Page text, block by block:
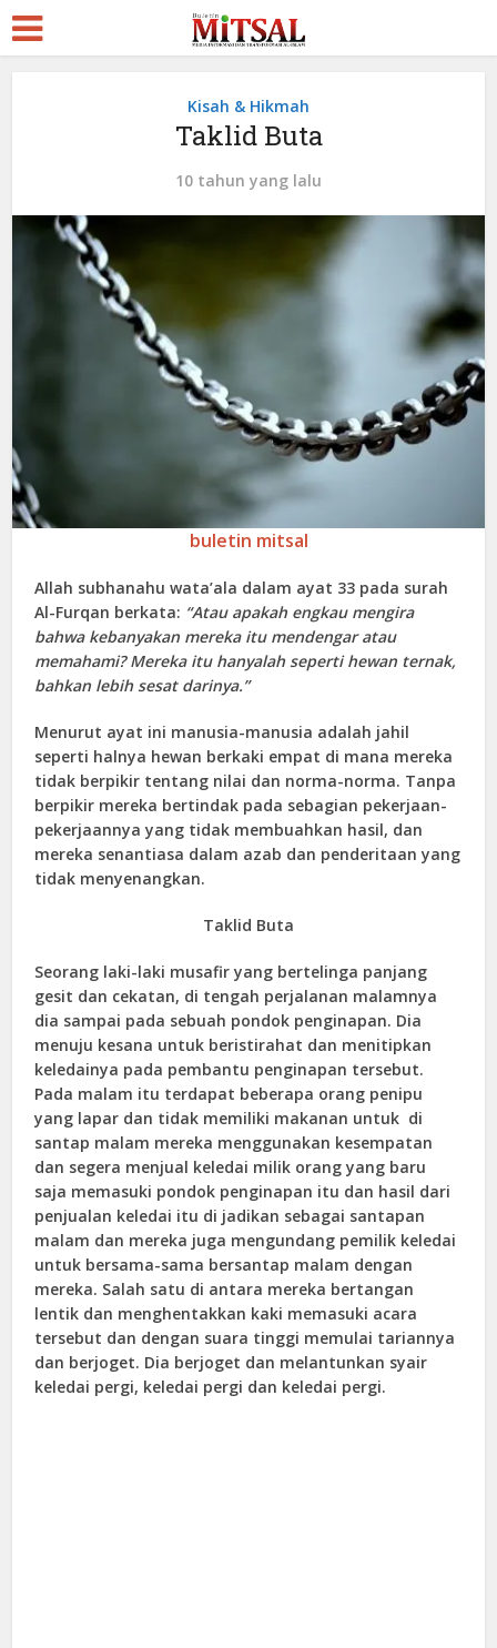
Kisah & Hikmah
Taklid Buta
10 tahun yang lalu
buletin mitsal
Allah subhanahu wata’ala dalam ayat 33 pada surah
Al-Furqan berkata: “Atau apakah engkau mengira
bahwa kebanyakan mereka itu mendengar atau
memahami? Mereka itu hanyalah seperti hewan ternak,
bahkan lebih sesat darinya.”
Menurut ayat ini manusia-manusia adalah jahil
seperti halnya hewan berkaki empat di mana mereka
tidak berpikir tentang nilai dan norma-norma. Tanpa
berpikir mereka bertindak pada sebagian pekerjaan-
pekerjaannya yang tidak membuahkan hasil, dan
mereka senantiasa dalam azab dan penderitaan yang
tidak menyenangkan.
Taklid Buta
Seorang laki-laki musafir yang bertelinga panjang
gesit dan cekatan, di tengah perjalanan malamnya
dia sampai pada sebuah pondok penginapan. Dia
menuju kesana untuk beristirahat dan menitipkan
keledainya pada pembantu penginapan tersebut.
Pada malam itu terdapat beberapa orang penipu
yang lapar dan tidak memiliki makanan untuk di
santap malam mereka menggunakan kesempatan
dan segera menjual keledai milik orang yang baru
saja memasuki pondok penginapan itu dan hasil dari
penjualan keledai itu di jadikan sebagai santapan
malam dan mereka juga mengundang pemilik keledai
untuk bersama-sama bersantap malam dengan
mereka. Salah satu di antara mereka bertangan
lentik dan menghentakkan kaki memasuki acara
tersebut dan dengan suara tinggi memulai tariannya
dan berjoget. Dia berjoget dan melantunkan syair
keledai pergi, keledai pergi dan keledai pergi.